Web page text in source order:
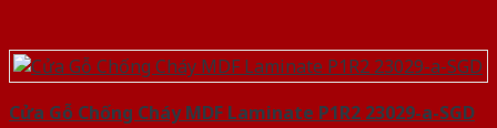
Cửa Gỗ Chống Cháy MDF Laminate P1R2 23029-a-SGD